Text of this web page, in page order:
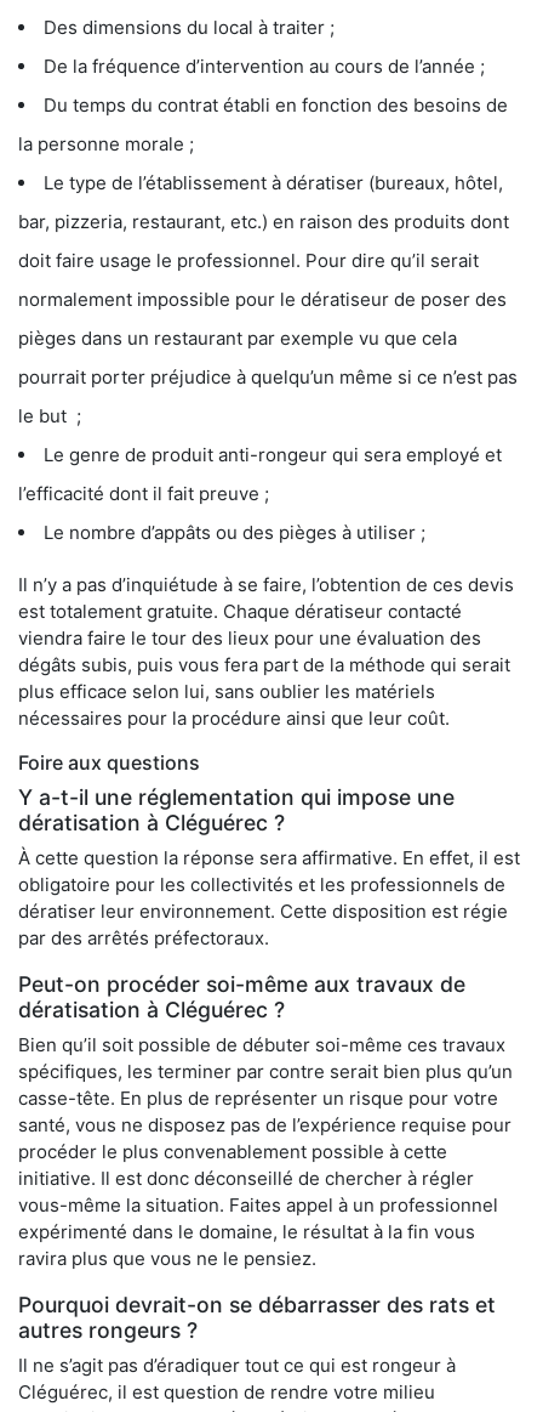
Des dimensions du local à traiter ;
De la fréquence d’intervention au cours de l’année ;
Du temps du contrat établi en fonction des besoins de
la personne morale ;
Le type de l’établissement à dératiser (bureaux, hôtel,
bar, pizzeria, restaurant, etc.) en raison des produits dont
doit faire usage le professionnel. Pour dire qu’il serait
normalement impossible pour le dératiseur de poser des
pièges dans un restaurant par exemple vu que cela
pourrait porter préjudice à quelqu’un même si ce n’est pas
le but ;
Le genre de produit anti-rongeur qui sera employé et
l’efficacité dont il fait preuve ;
Le nombre d’appâts ou des pièges à utiliser ;
Il n’y a pas d’inquiétude à se faire, l’obtention de ces devis
est totalement gratuite. Chaque dératiseur contacté
viendra faire le tour des lieux pour une évaluation des
dégâts subis, puis vous fera part de la méthode qui serait
plus efficace selon lui, sans oublier les matériels
nécessaires pour la procédure ainsi que leur coût.
Foire aux questions
Y a-t-il une réglementation qui impose une
dératisation à Cléguérec ?
À cette question la réponse sera affirmative. En effet, il est
obligatoire pour les collectivités et les professionnels de
dératiser leur environnement. Cette disposition est régie
par des arrêtés préfectoraux.
Peut-on procéder soi-même aux travaux de
dératisation à Cléguérec ?
Bien qu’il soit possible de débuter soi-même ces travaux
spécifiques, les terminer par contre serait bien plus qu’un
casse-tête. En plus de représenter un risque pour votre
santé, vous ne disposez pas de l’expérience requise pour
procéder le plus convenablement possible à cette
initiative. Il est donc déconseillé de chercher à régler
vous-même la situation. Faites appel à un professionnel
expérimenté dans le domaine, le résultat à la fin vous
ravira plus que vous ne le pensiez.
Pourquoi devrait-on se débarrasser des rats et
autres rongeurs ?
Il ne s’agit pas d’éradiquer tout ce qui est rongeur à
Cléguérec, il est question de rendre votre milieu